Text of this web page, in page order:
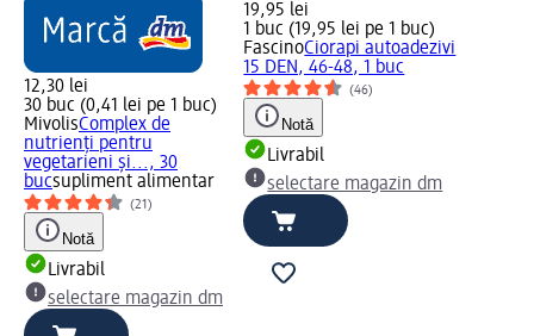
12,30 lei
30 buc (0,41 lei pe 1 buc)
MivolisComplex de
nutrienți pentru
vegetarieni și..., 30
bucsupliment alimentar
(21)
Notă
Livrabil
selectare magazin dm
19,95 lei
1 buc (19,95 lei pe 1 buc)
FascinoCiorapi autoadezivi
15 DEN, 46-48, 1 buc
(46)
Notă
Livrabil
selectare magazin dm